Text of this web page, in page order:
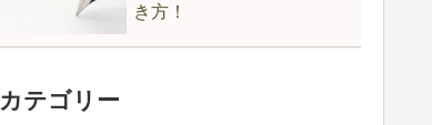
き方！
カテゴリー